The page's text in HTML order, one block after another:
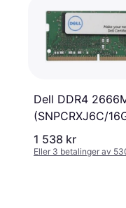
Dell DDR4
(SNPCRXJ6C/
1 538 kr
Eller 3 betalinger av